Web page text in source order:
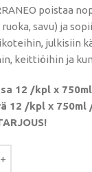
poistaa
savu) ja
julkisiin
keittiöihin ja
12 /kpl x
12 /kpl x 750ml